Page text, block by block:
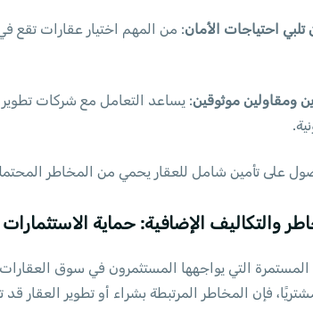
احتياجات الأمان: من المهم اختيار عقارات تقع
ومقاولين موثوقين: يساعد التعامل مع شركات
على تأمين شامل للعقار يحمي من المخاطر
فإن المخاطر المرتبطة بشراء أو تطوير العقار